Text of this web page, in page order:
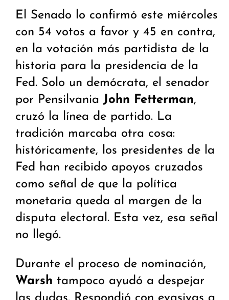
El Senado lo confirmó este miércoles
con 54 votos a favor y 45 en contra,
en la votación más partidista de la
historia para la presidencia de la
Fed. Solo un demócrata, el senador
por Pensilvania John Fetterman,
cruzó la línea de partido. La
tradición marcaba otra cosa:
históricamente, los presidentes de la
Fed han recibido apoyos cruzados
como señal de que la política
monetaria queda al margen de la
disputa electoral. Esta vez, esa señal
no llegó.
Durante el proceso de nominación,
Warsh tampoco ayudó a despejar